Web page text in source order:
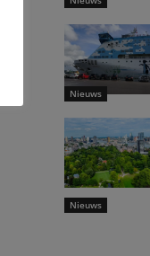
Nieuws
Nieuws